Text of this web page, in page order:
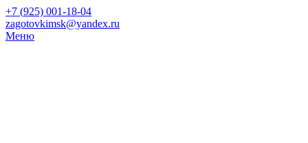
+7 (925) 001-18-04
zagotovkimsk@yandex.ru
Меню